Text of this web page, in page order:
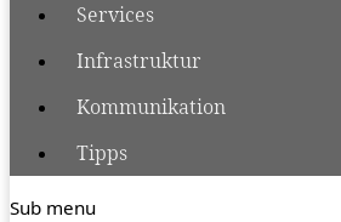
Services
Infrastruktur
Kommunikation
Tipps
Sub menu